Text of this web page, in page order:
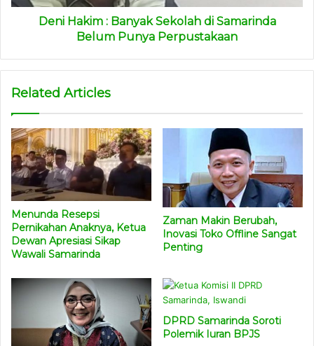
Deni Hakim : Banyak Sekolah di Samarinda
Belum Punya Perpustakaan
Related Articles
Menunda Resepsi
Pernikahan Anaknya, Ketua
Dewan Apresiasi Sikap
Wawali Samarinda
Zaman Makin Berubah,
Inovasi Toko Offline Sangat
Penting
DPRD Samarinda Soroti
Polemik Iuran BPJS